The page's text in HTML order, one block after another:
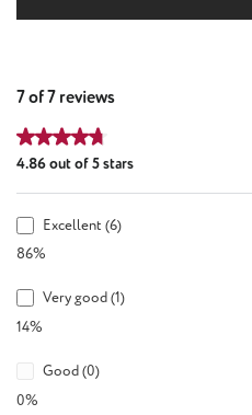
7 of 7 reviews
Average rating of 4.86 out of 5 stars
4.86 out of 5 stars
Excellent (6)
86%
Very good (1)
14%
Good (0)
0%